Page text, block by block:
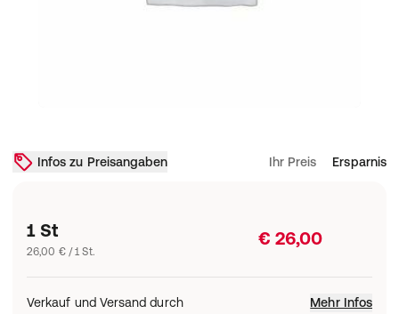
Infos zu Preisangaben Ihr Preis Ersparnis
1 St
26,00 € / 1 St.
€ 26,00
Verkauf und Versand durch Mehr Infos